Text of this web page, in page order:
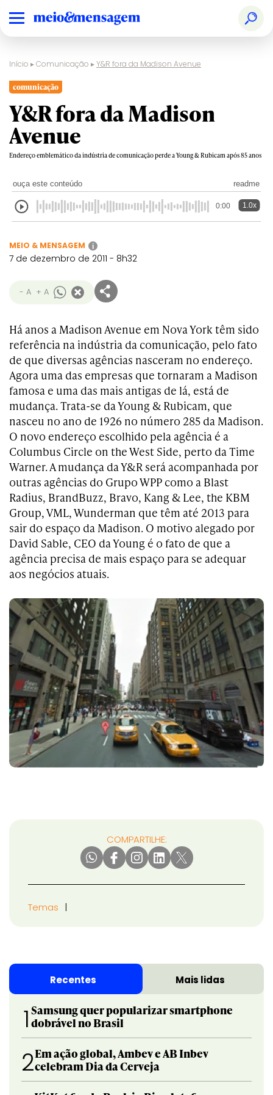
Início ▸Comunicação ▸Y&R fora da Madison Avenue
comunicação
Y&R fora da Madison
Avenue
Endereço emblemático da indústria de comunicação perde a Young & Rubicam após 85 anos
ouça este conteúdo readme
0:00 1.0x
MEIO & MENSAGEM i
7 de dezembro de 2011 - 8h32
- A + A
Há anos a Madison Avenue em Nova York têm sido
referência na indústria da comunicação, pelo fato
de que diversas agências nasceram no endereço.
Agora uma das empresas que tornaram a Madison
famosa e uma das mais antigas de lá, está de
mudança. Trata-se da Young & Rubicam, que
nasceu no ano de 1926 no número 285 da Madison.
O novo endereço escolhido pela agência é a
Columbus Circle on the West Side, perto da Time
Warner. A mudança da Y&R será acompanhada por
outras agências do Grupo WPP como a Blast
Radius, BrandBuzz, Bravo, Kang & Lee, the KBM
Group, VML, Wunderman que têm até 2013 para
sair do espaço da Madison. O motivo alegado por
David Sable, CEO da Young é o fato de que a
agência precisa de mais espaço para se adequar
aos negócios atuais.
COMPARTILHE:
Temas
Recentes Mais lidas
1 Samsung quer popularizar smartphone
dobrável no Brasil
2Em ação global, Ambev e AB Inbev
celebram Dia da Cerveja